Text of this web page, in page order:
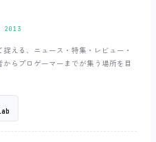
2013
える、ニュース・特集・レビュー・
らプロゲーマーまでが集う場所を目